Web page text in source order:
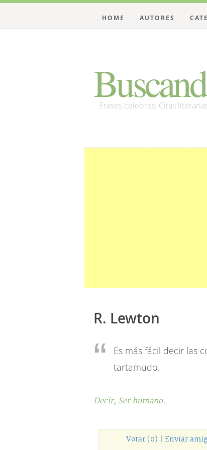
Frases célebres, Citas
HOME AUTORES
R. Lewton
Es más fácil decir las
tartamudo.
Decir, Ser humano.
Votar (0) Enviar